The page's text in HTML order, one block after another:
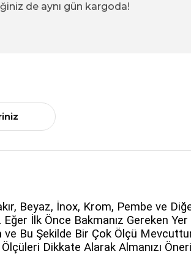
de aynı gün kargoda!
Beyaz, İnox, Krom, Pembe ve
İlk Önce Bakmanız Gereken
Bu Şekilde Bir Çok Ölçü
Dikkate Alarak Almanızı